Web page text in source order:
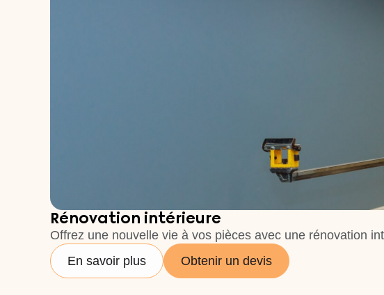
Rénovation intérieure
Offrez une nouvelle vie à vos pièces avec une rénovation
En savoir plus
Obtenir un devis